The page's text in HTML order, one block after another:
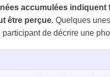
accumulées
être perçue. Quelques
de décrire une